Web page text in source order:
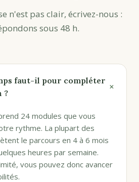
n'est pas clair, écrivez-nous :
sous 48 h.
faut-il pour compléter
?
+
24 modules que vous
rythme. La plupart des
le parcours en 4 à 6 mois
heures par semaine.
vous pouvez donc avancer